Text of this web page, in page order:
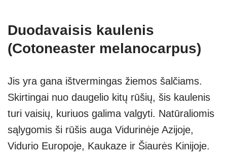
Duodavaisis kaulenis
(Cotoneaster melanocarpus)
Jis yra gana ištvermingas žiemos šalčiams.
Skirtingai nuo daugelio kitų rūšių, šis kaulenis
turi vaisių, kuriuos galima valgyti. Natūraliomis
sąlygomis ši rūšis auga Vidurinėje Azijoje,
Vidurio Europoje, Kaukaze ir Šiaurės Kinijoje.